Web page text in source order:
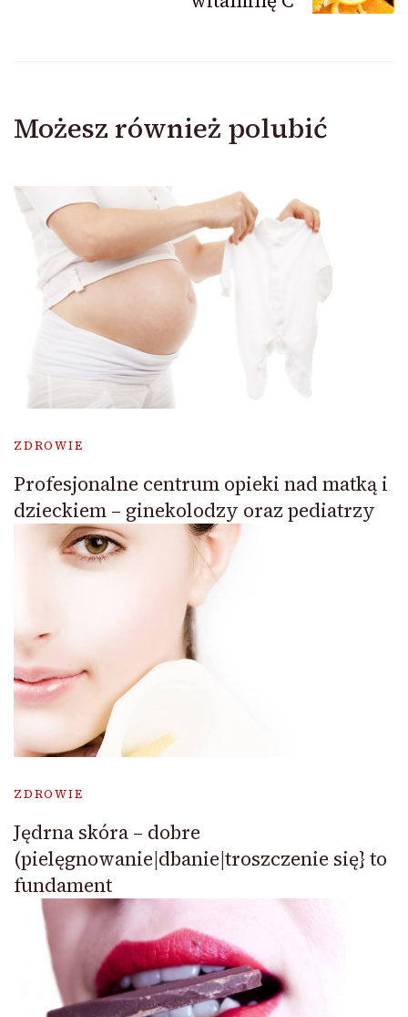
Możesz również polubić
ZDROWIE
Profesjonalne centrum opieki nad matką i
dzieckiem – ginekolodzy oraz pediatrzy
ZDROWIE
Jędrna skóra – dobre
(pielęgnowanie|dbanie|troszczenie się} to
fundament